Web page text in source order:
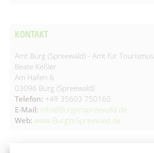
KONTAKT
Amt Burg (Spreewald) - Amt für Tourismus
Beate Keßler
Am Hafen 6
03096 Burg (Spreewald)
Telefon: +49 35603 750160
E-Mail: info@Burgimspreewald.de
Web: www.BurgimSpreewald.de